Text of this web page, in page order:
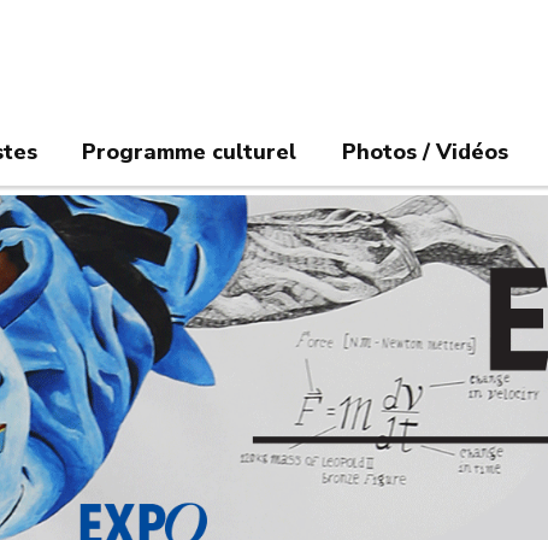
Programme culturel Photos / Vidéos